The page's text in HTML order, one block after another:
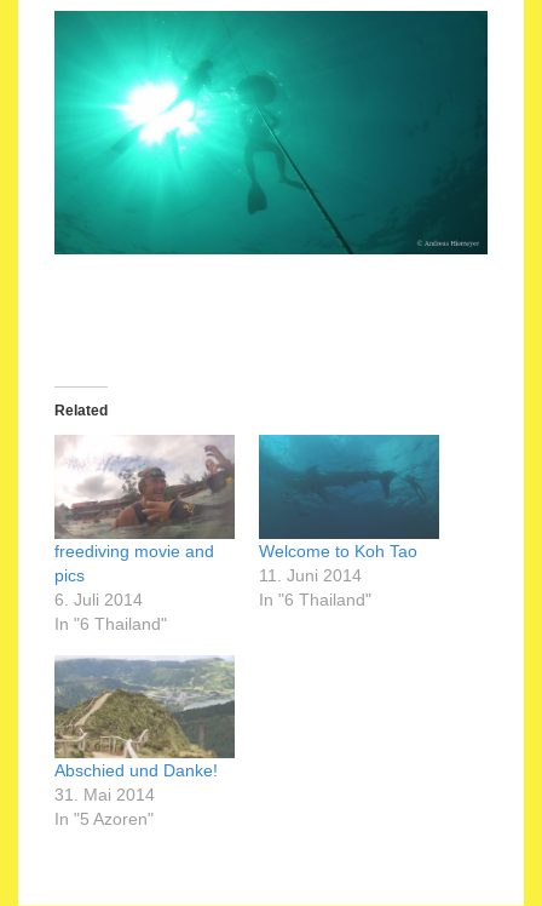
Related
freediving movie and
pics
6. Juli 2014
In "6 Thailand"
Welcome to Koh Tao
11. Juni 2014
In "6 Thailand"
Abschied und Danke!
31. Mai 2014
In "5 Azoren"